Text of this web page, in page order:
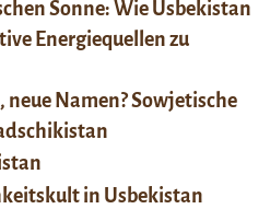
Sonne: Wie Usbekistan
Energiequellen zu
Namen? Sowjetische
in Usbekistan